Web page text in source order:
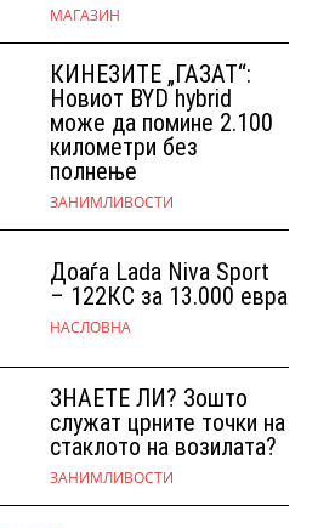
МАГАЗИН
КИНЕЗИТЕ „ГАЗАТ“:
Новиот BYD hybrid
може да помине 2.100
километри без
полнење
ЗАНИМЛИВОСТИ
Доаѓа Lada Niva Sport
– 122КС за 13.000 евра
НАСЛОВНА
ЗНАЕТЕ ЛИ? Зошто
служат црните точки на
стаклото на возилата?
ЗАНИМЛИВОСТИ